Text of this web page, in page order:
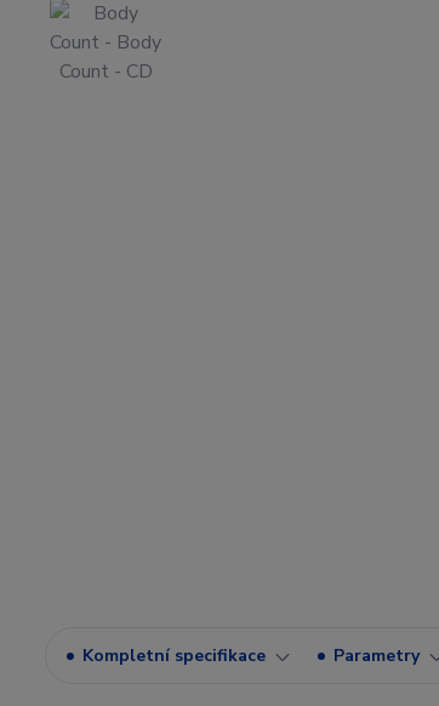
Kompletní specifikace Parametry